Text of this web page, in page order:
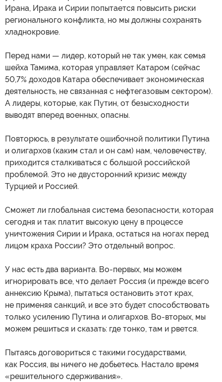
Ирана, Ирака и Сирии попытается повысить риски
регионального конфликта, но мы должны сохранять
хладнокровие.
Перед нами — лидер, который не так умен, как семья
шейха Тамима, которая управляет Катаром (сейчас
50,7% доходов Катара обеспечивает экономическая
деятельность, не связанная с нефтегазовым сектором).
А лидеры, которые, как Путин, от безысходности
выводят вперед военных, опасны.
Повторюсь, в результате ошибочной политики Путина
и олигархов (каким стал и он сам) нам, человечеству,
приходится сталкиваться с большой российской
проблемой. Это не двусторонний кризис между
Турцией и Россией.
Сможет ли глобальная система безопасности, которая
сегодня и так платит высокую цену в процессе
уничтожения Сирии и Ирака, остаться на ногах перед
лицом краха России? Это отдельный вопрос.
У нас есть два варианта. Во-первых, мы можем
игнорировать все, что делает Россия (и прежде всего
аннексию Крыма), пытаться остановить этот крах,
не применяя санкций, и все это будет способствовать
только усилению Путина и олигархов. Во-вторых, мы
можем решиться и сказать: где тонко, там и рвется.
Пытаясь договориться с такими государствами,
как Россия, вы ничего не добьетесь. Настало время
«решительного сдерживания».